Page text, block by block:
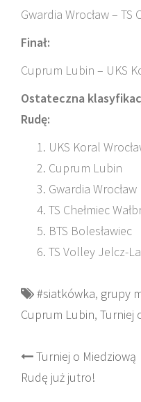
Gwardia Wrocław – TS
Finał:
Cuprum Lubin – UKS
Ostateczna
Rudę:
UKS Koral
Cuprum Lubin
Gwardia Wrocław
TS Chełmiec
BTS Bolesławiec
TS Volley Jelcz-
#siatkówka, grupy
Cuprum Lubin, Turniej
Post
navigation
Turniej o Miedziową
Rudę już jutro!